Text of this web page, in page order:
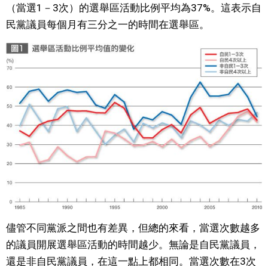
（當選1－3次）的選舉區活動比例平均為37%。這表示自
民黨議員每個月有三分之一的時間在選舉區。
儘管不同黨派之間也有差異，但總的來看，當選次數越多
的議員開展選舉區活動的時間越少。無論是自民黨議員，
還是非自民黨議員，在這一點上都相同。當選次數在3次